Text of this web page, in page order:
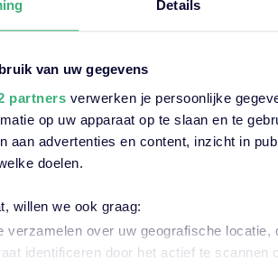
Details
van uw gegevens
partnersverwerken je persoonlijke
op uw apparaat op te slaan en te
aan advertenties en content, inzicht in
doelen.
willen we ook graag:
verzamelen over uw geografische
identificeren door het actief te
Policy
want het zoekveld is